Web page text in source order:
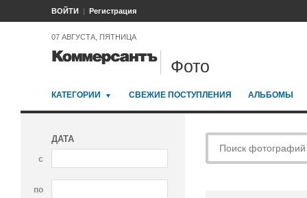
ВОЙТИ Регистрация
07 АВГУСТА, ПЯТНИЦА
Фото
КАТЕГОРИИ СВЕЖИЕ ПОСТУПЛЕНИЯ АЛЬБОМЫ
ДАТА
с
по